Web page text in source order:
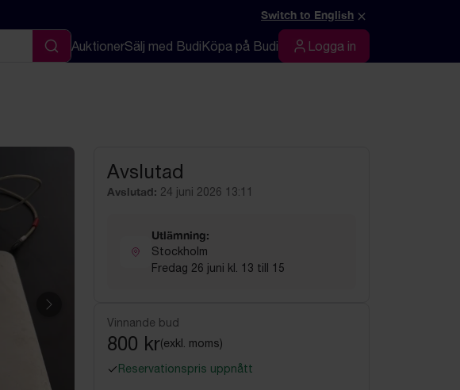
Switch to English ×
Sök
AuktionerSälj med BudiKöpa på Budi Logga in
Logga in
Nästa
Avslutad
Avslutad: 24 juni 2026 13:11
Utlämning:
Stockholm
Fredag 26 juni kl. 13 till 15
Vinnande bud
800 kr(exkl. moms)
Reservationspris uppnått